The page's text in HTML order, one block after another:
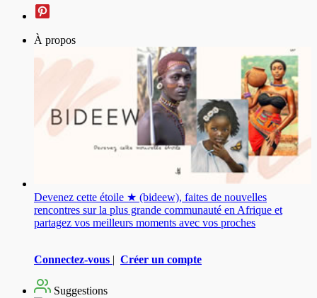
À propos
Devenez cette étoile ★ (bideew), faites de nouvelles
rencontres sur la plus grande communauté en Afrique et
partagez vos meilleurs moments avec vos proches
Connectez-vous | Créer un compte
Suggestions